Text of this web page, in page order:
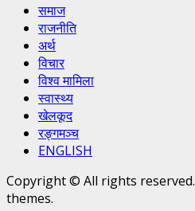
समाज
राजनीति
अर्थ
विचार
विश्व मामिला
स्वास्थ्य
खेलकूद
रङ्गमञ्च
ENGLISH
Copyright © All rights reserved.
themes.